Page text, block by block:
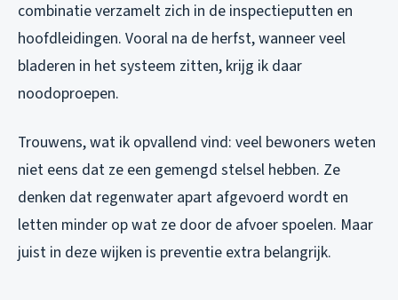
combinatie verzamelt zich in de inspectieputten en
hoofdleidingen. Vooral na de herfst, wanneer veel
bladeren in het systeem zitten, krijg ik daar
noodoproepen.
Trouwens, wat ik opvallend vind: veel bewoners weten
niet eens dat ze een gemengd stelsel hebben. Ze
denken dat regenwater apart afgevoerd wordt en
letten minder op wat ze door de afvoer spoelen. Maar
juist in deze wijken is preventie extra belangrijk.